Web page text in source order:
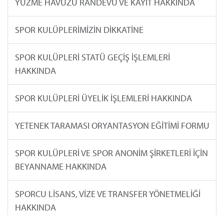
YÜZME HAVUZU RANDEVU VE KAYIT HAKKINDA
SPOR KULÜPLERİMİZİN DİKKATİNE
SPOR KULÜPLERİ STATÜ GEÇİŞ İŞLEMLERİ
HAKKINDA
SPOR KULÜPLERİ ÜYELİK İŞLEMLERİ HAKKINDA
YETENEK TARAMASI ORYANTASYON EĞİTİMİ FORMU
SPOR KULÜPLERİ VE SPOR ANONİM ŞİRKETLERİ İÇİN
BEYANNAME HAKKINDA
SPORCU LİSANS, VİZE VE TRANSFER YÖNETMELİĞİ
HAKKINDA